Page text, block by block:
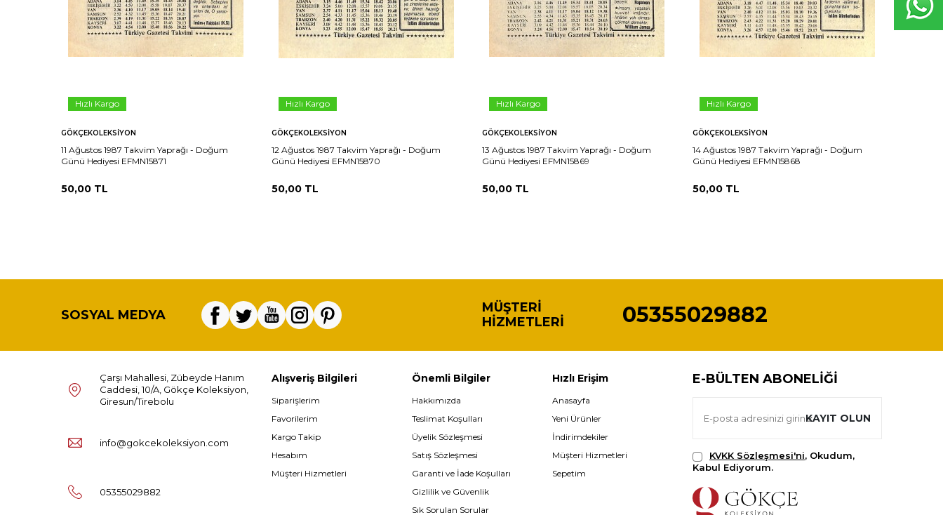
Hızlı Kargo
GÖKÇEKOLEKSIYON
11 Ağustos 1987 Takvim Yaprağı - Doğum
Günü Hediyesi EFMN15871
50,00 TL
Hızlı Kargo
GÖKÇEKOLEKSIYON
12 Ağustos 1987 Takvim Yaprağı - Doğum
Günü Hediyesi EFMN15870
50,00 TL
Hızlı Kargo
GÖKÇEKOLEKSIYON
13 Ağustos 1987 Takvim Yaprağı - Doğum
Günü Hediyesi EFMN15869
50,00 TL
Hızlı Kargo
GÖKÇEKOLEKSIYON
14 Ağustos 1987 Takvim Yaprağı - Doğum
Günü Hediyesi EFMN15868
50,00 TL
SOSYAL MEDYA
MÜŞTERI
HIZMETLERI
05355029882
Çarşı Mahallesi, Zübeyde Hanım
Caddesi, 10/A, Gökçe Koleksiyon,
Giresun/Tirebolu
info@gokcekoleksiyon.com
05355029882
Alışveriş Bilgileri
Siparişlerim
Favorilerim
Kargo Takip
Hesabım
Müşteri Hizmetleri
Önemli Bilgiler
Hakkımızda
Teslimat Koşulları
Üyelik Sözleşmesi
Satış Sözleşmesi
Garanti ve İade Koşulları
Gizlilik ve Güvenlik
Sık Sorulan Sorular
Hızlı Erişim
Anasayfa
Yeni Ürünler
İndirimdekiler
Müşteri Hizmetleri
Sepetim
E-BÜLTEN ABONELIĞI
KAYIT OLUN
KVKK Sözleşmesi'ni, Okudum,
Kabul Ediyorum.